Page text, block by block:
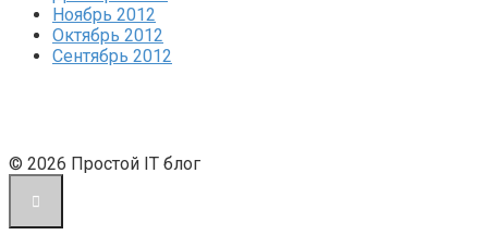
Ноябрь 2012
Октябрь 2012
Сентябрь 2012
© 2026 Простой IT блог